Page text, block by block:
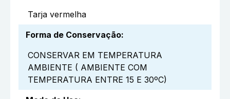
Tarja vermelha
Forma de Conservação:
CONSERVAR EM TEMPERATURA
AMBIENTE ( AMBIENTE COM
TEMPERATURA ENTRE 15 E 30ºC)